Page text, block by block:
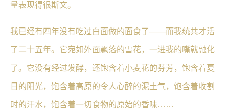
量表现得很斯文。
我已经有四年没有吃过白面做的面食了——而我统共才活
了二十五年。它宛如外面飘落的雪花，一进我的嘴就融化
了。它没有经过发酵，还饱含着小麦花的芬芳，饱含着夏
日的阳光，饱含着高原的令人心醉的泥土气，饱含着收割
时的汗水，饱含着一切食物的原始的香味……